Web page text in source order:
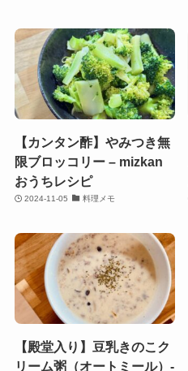
【カンタン酢】やみつき無
限ブロッコリー – mizkan
おうちレシピ
2024-11-05 料理メモ
【殿堂入り】豆乳きのこク
リーム粥（オートミール）-